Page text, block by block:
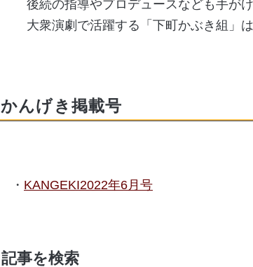
後続の指導やプロデュースなども手がけ
大衆演劇で活躍する「下町かぶき組」
かんげき掲載号
KANGEKI2022年6月号
記事を検索